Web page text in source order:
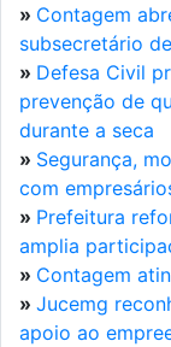
» Contagem
subsecretário
» Defesa Civil
prevenção de
durante a seca
» Segurança,
com
» Prefeitura
amplia
» Contagem
» Jucemg
apoio ao